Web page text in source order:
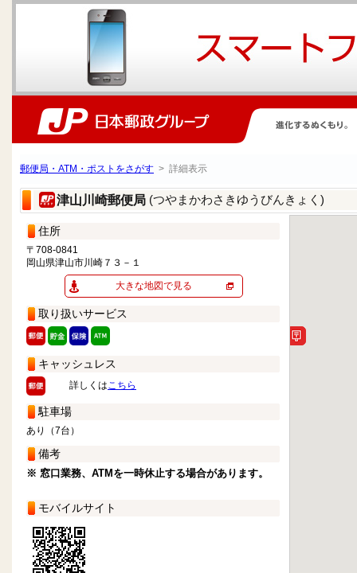
郵便局・ATM・ポストをさがす > 詳細表示
津山川崎郵便局 (つやまかわさきゆうびんきょく)
住所
〒708-0841
岡山県津山市川崎７３－１
大きな地図で見る
取り扱いサービス
キャッシュレス
詳しくはこちら
駐車場
あり（7台）
備考
※ 窓口業務、ATMを一時休止する場合があります。
モバイルサイト